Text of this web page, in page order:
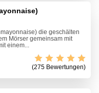
die geschälten
Mörser gemeinsam mit
einem...
(275 Bewertungen)